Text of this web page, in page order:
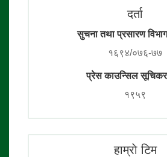
दर्ता
सुचना तथा प्रसारण विभाग
१६९४/०७६-७७
प्रेस काउन्सिल
१९५९
हाम्राे टिम